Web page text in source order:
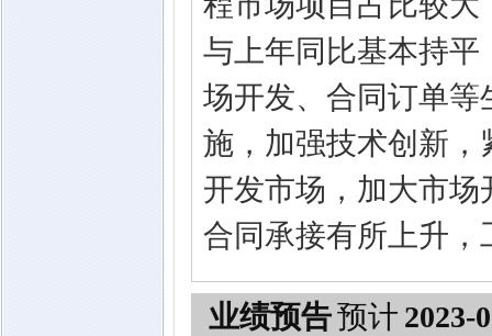
与上年同比基本持平
场开发、合同订单
施，加强技术创新
开发市场，加大市场
合同承接有所上升
业绩预告预计 2023-